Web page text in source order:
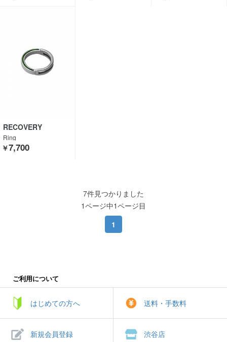
RECOVERY
Ring
￥7,700
7件見つかりました
1ページ中1ページ目
1
ご利用について
はじめての方へ 送料・手数料
新規会員登録 渋谷店